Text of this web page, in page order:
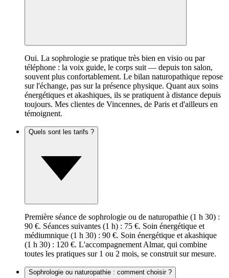
Oui. La sophrologie se pratique très bien en visio ou par
téléphone : la voix guide, le corps suit — depuis ton salon,
souvent plus confortablement. Le bilan naturopathique repose
sur l'échange, pas sur la présence physique. Quant aux soins
énergétiques et akashiques, ils se pratiquent à distance depuis
toujours. Mes clientes de Vincennes, de Paris et d'ailleurs en
témoignent.
Quels sont les tarifs ?
Première séance de sophrologie ou de naturopathie (1 h 30) :
90 €. Séances suivantes (1 h) : 75 €. Soin énergétique et
médiumnique (1 h 30) : 90 €. Soin énergétique et akashique
(1 h 30) : 120 €. L'accompagnement Almar, qui combine
toutes les pratiques sur 1 ou 2 mois, se construit sur mesure.
Sophrologie ou naturopathie : comment choisir ?